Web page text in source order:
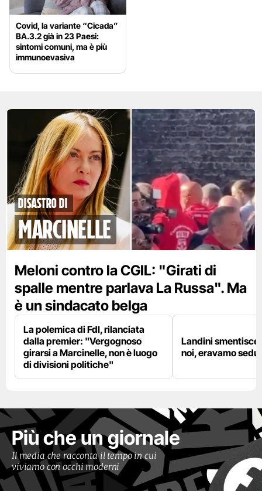
Covid, la variante “Cicada”
BA.3.2 già in 23 Paesi:
sintomi comuni, ma è più
immunoevasiva
disastro di
marcinelle
Meloni contro la CGIL: "Girati di
spalle mentre parlava La Russa". Ma
è un sindacato belga
La polemica di FdI, rilanciata
dalla premier: "Vergognoso
girarsi a Marcinelle, non è luogo
di divisioni politiche"
Landini
noi, eravamo
Più che un giornale
Il media che racconta il tempo in cui
viviamo con occhi moderni